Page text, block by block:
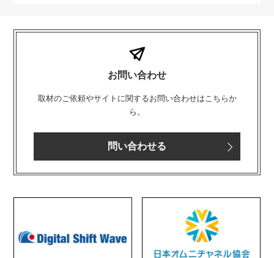
お問い合わせ
取材のご依頼やサイトに関するお問い合わせはこちらか
ら。
問い合わせる